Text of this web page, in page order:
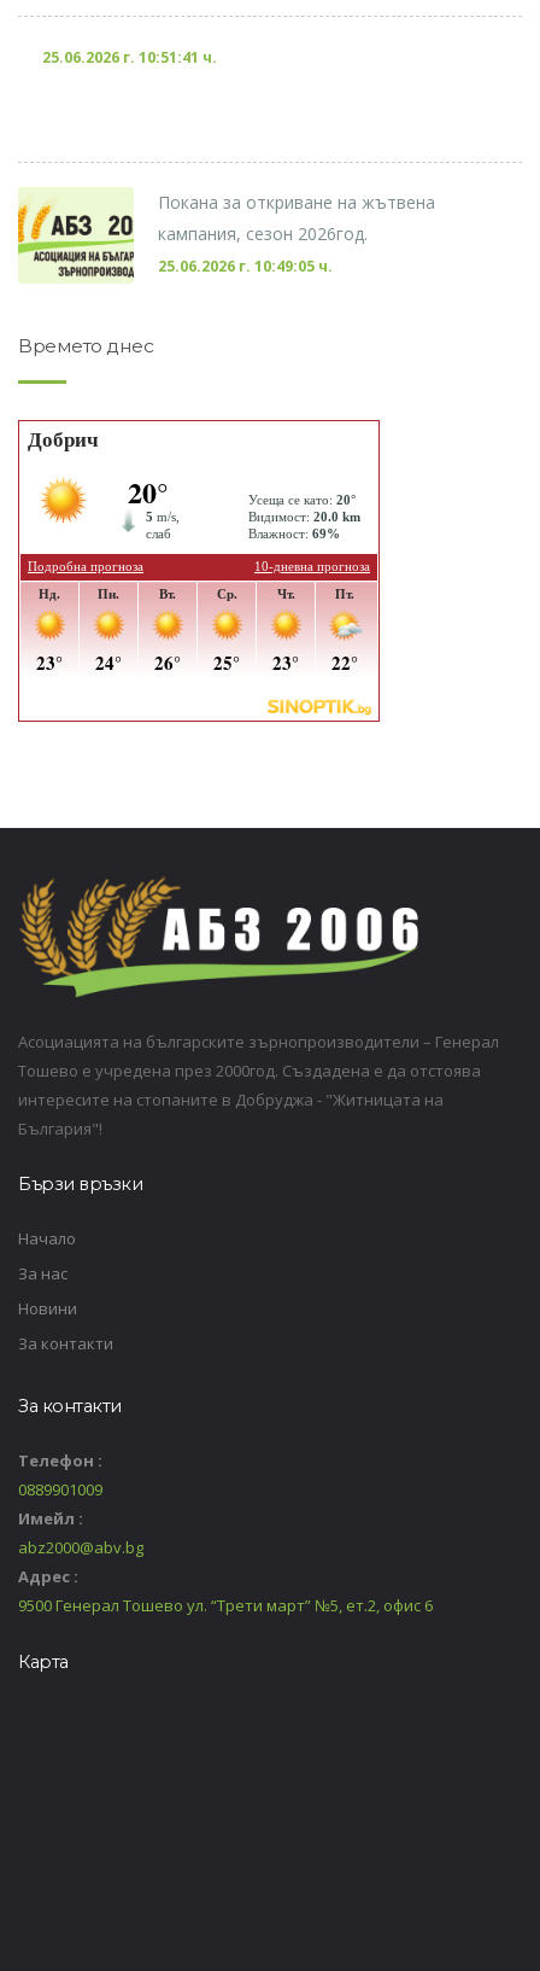
25.06.2026 г. 10:51:41 ч.
Покана за откриване на жътвена
кампания, сезон 2026год.
25.06.2026 г. 10:49:05 ч.
Времето днес
Асоциацията на българските зърнопроизводители – Генерал
Тошево е учредена през 2000год. Създадена е да отстоява
интересите на стопаните в Добруджа - "Житницата на
България"!
Бързи връзки
Начало
За нас
Новини
За контакти
За контакти
Телефон :
0889901009
Имейл :
abz2000@abv.bg
Адрес :
9500 Генерал Тошево ул. “Трети март” №5, ет.2, офис 6
Карта